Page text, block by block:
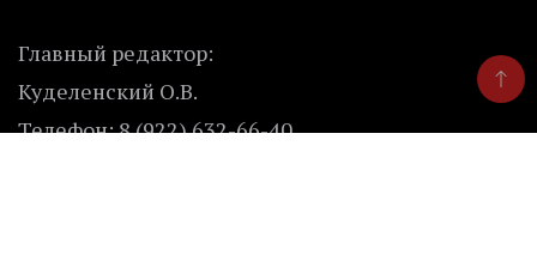
Главный редактор:
Куделенский О.В.
Телефон: 8 (922) 632-66-40